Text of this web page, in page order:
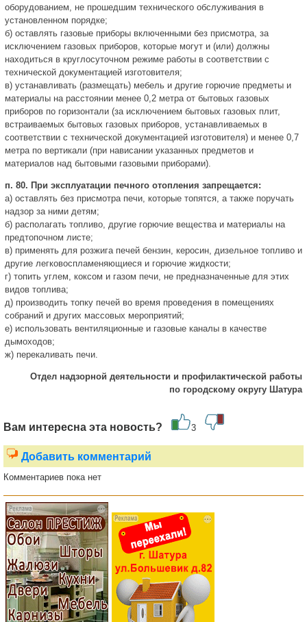
оборудованием, не прошедшим технического обслуживания в
установленном порядке;
б) оставлять газовые приборы включенными без присмотра, за
исключением газовых приборов, которые могут и (или) должны
находиться в круглосуточном режиме работы в соответствии с
технической документацией изготовителя;
в) устанавливать (размещать) мебель и другие горючие предметы и
материалы на расстоянии менее 0,2 метра от бытовых газовых
приборов по горизонтали (за исключением бытовых газовых плит,
встраиваемых бытовых газовых приборов, устанавливаемых в
соответствии с технической документацией изготовителя) и менее 0,7
метра по вертикали (при нависании указанных предметов и
материалов над бытовыми газовыми приборами).
п. 80. При эксплуатации печного отопления запрещается:
а) оставлять без присмотра печи, которые топятся, а также поручать
надзор за ними детям;
б) располагать топливо, другие горючие вещества и материалы на
предтопочном листе;
в) применять для розжига печей бензин, керосин, дизельное топливо и
другие легковоспламеняющиеся и горючие жидкости;
г) топить углем, коксом и газом печи, не предназначенные для этих
видов топлива;
д) производить топку печей во время проведения в помещениях
собраний и других массовых мероприятий;
е) использовать вентиляционные и газовые каналы в качестве
дымоходов;
ж) перекаливать печи.
Отдел надзорной деятельности и профилактической работы
по городскому округу Шатура
Вам интересна эта новость? 3
Добавить комментарий
Комментариев пока нет